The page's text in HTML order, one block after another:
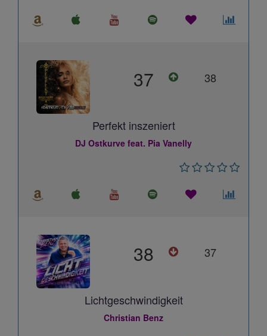
37 38
Perfekt inszeniert
DJ Ostkurve feat. Pia Vanelly
38 37
Lichtgeschwindigkeit
Christian Benz